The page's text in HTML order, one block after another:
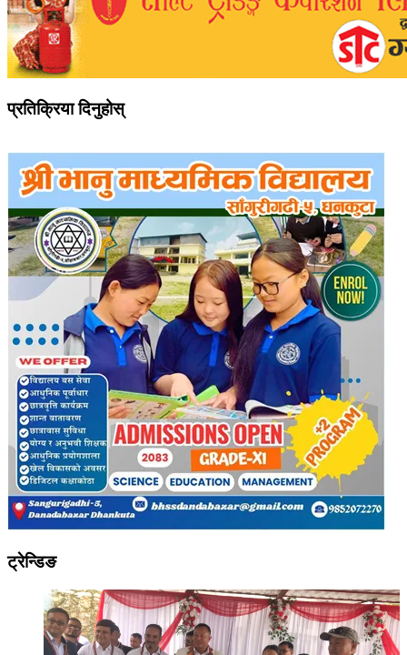
प्रतिक्रिया दिनुहोस्
ट्रेन्डिङ